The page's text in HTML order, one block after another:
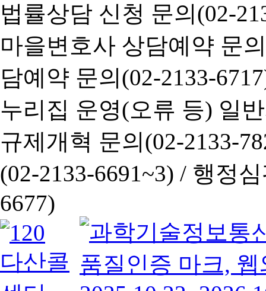
법률상담 신청 문의(02-
마을변호사 상담예약 문
담예약 문의(02-2133-
누리집 운영(오류 등) 일
규제개혁 문의(02-2133-
(02-2133-6691~3) / 행정심
6677)